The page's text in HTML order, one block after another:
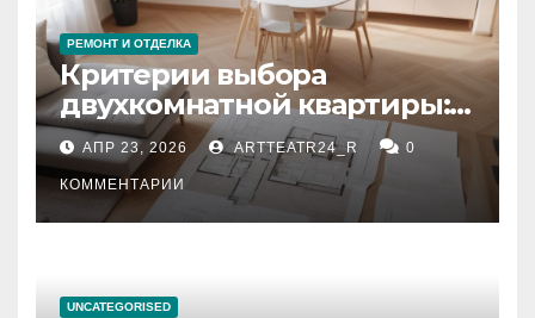
РЕМОНТ И ОТДЕЛКА
Критерии выбора
двухкомнатной квартиры:
планировка, площадь,
состояние и документация
АПР 23, 2026 ARTTEATR24_R 0
КОММЕНТАРИИ
UNCATEGORISED